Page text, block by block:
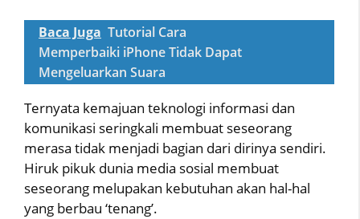
Baca Juga Tutorial Cara
Memperbaiki iPhone Tidak Dapat
Mengeluarkan Suara
Ternyata kemajuan teknologi informasi dan
komunikasi seringkali membuat seseorang
merasa tidak menjadi bagian dari dirinya sendiri.
Hiruk pikuk dunia media sosial membuat
seseorang melupakan kebutuhan akan hal-hal
yang berbau ‘tenang’.